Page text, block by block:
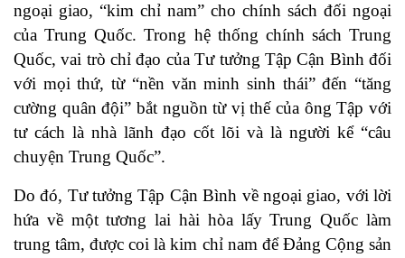
ngoại giao, “kim chỉ nam” cho chính sách đối ngoại
của Trung Quốc. Trong hệ thống chính sách Trung
Quốc, vai trò chỉ đạo của Tư tưởng Tập Cận Bình đối
với mọi thứ, từ “nền văn minh sinh thái” đến “tăng
cường quân đội” bắt nguồn từ vị thế của ông Tập với
tư cách là nhà lãnh đạo cốt lõi và là người kể“câu
chuyện Trung Quốc”.
Do đó, Tư tưởng Tập Cận Bình về ngoại giao, với lời
hứa về một tương lai hài hòa lấy Trung Quốc làm
trung tâm, được coi làkim chỉ namđể Đảng Cộng sản